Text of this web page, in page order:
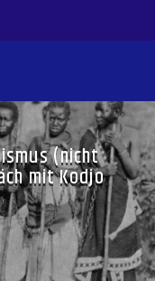
(nicht
mit Kodjo